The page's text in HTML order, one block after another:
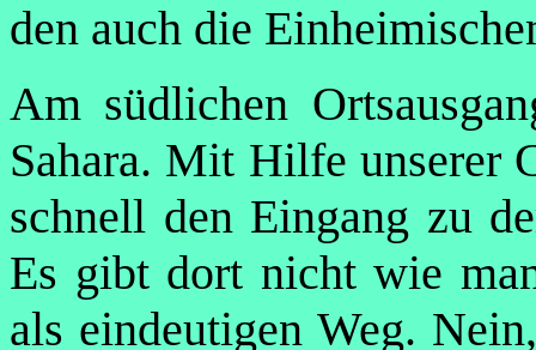
den auch die
Am südlichen
Sahara. Mit Hilfe unserer
schnell den Eingang zu
Es gibt dort nicht wie
als eindeutigen Weg.